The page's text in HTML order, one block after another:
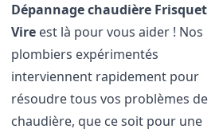
Dépannage chaudière Frisquet
Vire est là pour vous aider ! Nos
plombiers expérimentés
interviennent rapidement pour
résoudre tous vos problèmes de
chaudière, que ce soit pour une